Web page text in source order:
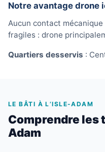
Notre avantage drone
Aucun contact
fragiles : drone
Quartiers desservis :
LE BÂTI À L’ISLE-ADAM
Comprendre les
Adam